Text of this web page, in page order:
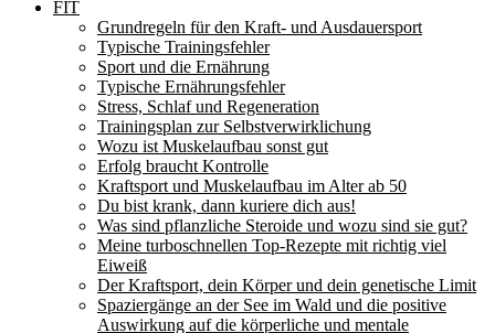
FIT
Grundregeln für den Kraft- und Ausdauersport
Typische Trainingsfehler
Sport und die Ernährung
Typische Ernährungsfehler
Stress, Schlaf und Regeneration
Trainingsplan zur Selbstverwirklichung
Wozu ist Muskelaufbau sonst gut
Erfolg braucht Kontrolle
Kraftsport und Muskelaufbau im Alter ab 50
Du bist krank, dann kuriere dich aus!
Was sind pflanzliche Steroide und wozu sind sie gut?
Meine turboschnellen Top-Rezepte mit richtig viel
Eiweiß
Der Kraftsport, dein Körper und dein genetische Limit
Spaziergänge an der See im Wald und die positive
Auswirkung auf die körperliche und mentale